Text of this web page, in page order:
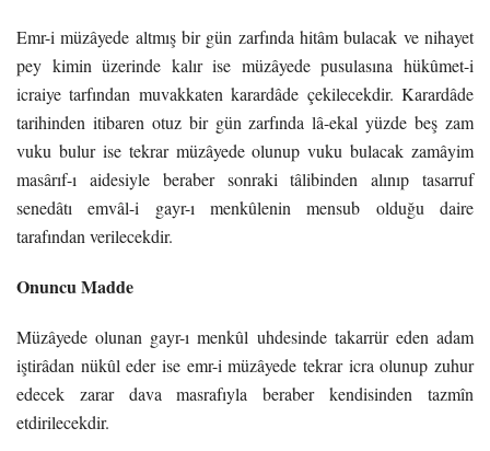
Emr-i müzâyede altmış bir gün zarfında hitâm bulacak ve nihayet
pey kimin üzerinde kalır ise müzâyede pusulasına hükûmet-i
icraiye tarfından muvakkaten karardâde çekilecekdir. Karardâde
tarihinden itibaren otuz bir gün zarfında lâ-ekal yüzde beş zam
vuku bulur ise tekrar müzâyede olunup vuku bulacak zamâyim
masârıf-ı aidesiyle beraber sonraki tâlibinden alınıp tasarruf
senedâtı emvâl-i gayr-ı menkûlenin mensub olduğu daire
tarafından verilecekdir.
Onuncu Madde
Müzâyede olunan gayr-ı menkûl uhdesinde takarrür eden adam
iştirâdan nükûl eder ise emr-i müzâyede tekrar icra olunup zuhur
edecek zarar dava masrafıyla beraber kendisinden tazmîn
etdirilecekdir.